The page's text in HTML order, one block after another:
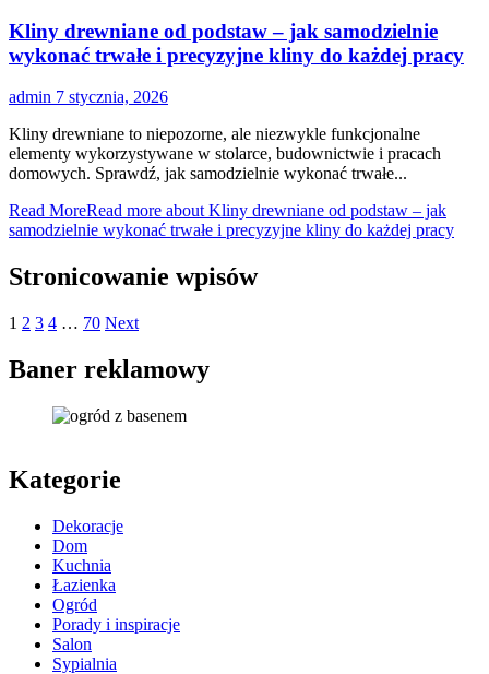
Kliny drewniane od podstaw – jak samodzielnie
wykonać trwałe i precyzyjne kliny do każdej pracy
admin 7 stycznia, 2026
Kliny drewniane to niepozorne, ale niezwykle funkcjonalne
elementy wykorzystywane w stolarce, budownictwie i pracach
domowych. Sprawdź, jak samodzielnie wykonać trwałe...
Read MoreRead more about Kliny drewniane od podstaw – jak
samodzielnie wykonać trwałe i precyzyjne kliny do każdej pracy
Stronicowanie wpisów
1 2 3 4 … 70 Next
Baner reklamowy
Kategorie
Dekoracje
Dom
Kuchnia
Łazienka
Ogród
Porady i inspiracje
Salon
Sypialnia